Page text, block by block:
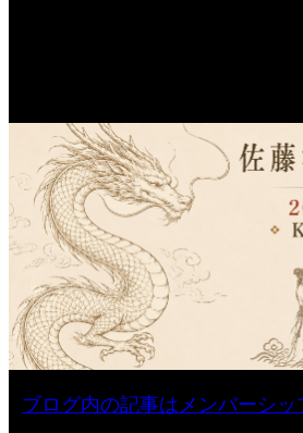
ブログ内の記事はメンバーシ